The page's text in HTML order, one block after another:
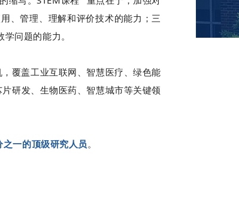
、管理、理解和评价技术的能力；三
问题的能力。
覆盖工业互联网、智慧医疗、绿色能
研发、生物医药、智慧城市等关键领
之一的顶级研究人员。